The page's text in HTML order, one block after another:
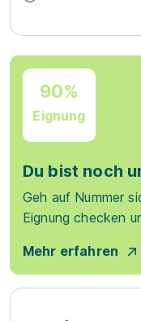
90%
Eignung
Du bist noch
Geh auf Nummer
Eignung checken
Mehr erfahren